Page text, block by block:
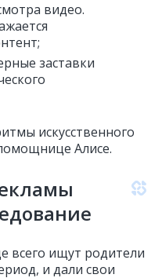
видео.
заставки
искусственного
Алисе.
всего ищут родители
и дали свои